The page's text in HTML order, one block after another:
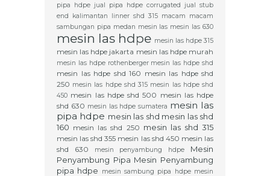
pipa hdpe jual pipa hdpe corrugated
jual stub
end
kalimantan linner shd 315 macam macam
sambungan pipa medan mesin las mesin las 630
mesin las hdpe mesin las hdpe 315
mesin las hdpe jakarta mesin las hdpe murah
mesin las hdpe rothenberger mesin las hdpe shd
mesin las hdpe shd 160 mesin las hdpe shd
250 mesin las hdpe shd 315 mesin las hdpe shd
450 mesin las hdpe shd 500 mesin las hdpe
shd 630 mesin las hdpe sumatera mesin las
pipa hdpe mesin las shd mesin las shd
160 mesin las shd 250 mesin las shd 315
mesin las shd 355 mesin las shd 450 mesin las
shd 630
mesin penyambung hdpe
Mesin
Penyambung Pipa Mesin Penyambung
pipa hdpe
mesin sambung pipa hdpe mesin